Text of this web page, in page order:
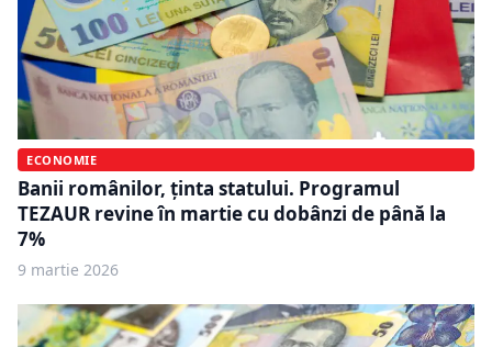
ECONOMIE
Banii românilor, ținta statului. Programul
TEZAUR revine în martie cu dobânzi de până la
7%
9 martie 2026